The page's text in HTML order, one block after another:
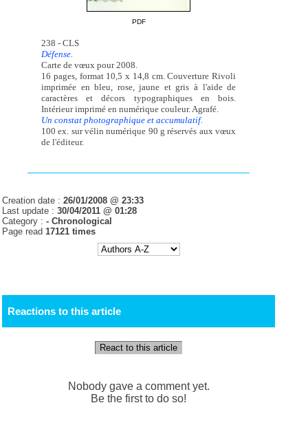
PDF
238 - CLS
Défense.
Carte de vœux pour 2008.
16 pages, format 10,5 x 14,8 cm. Couverture Rivoli
imprimée en bleu, rose, jaune et gris à l'aide de
caractères et décors typographiques en bois.
Intérieur imprimé en numérique couleur. Agrafé.
Un constat photographique et accumulatif.
100 ex. sur vélin numérique 90 g réservés aux vœux
de l'éditeur.
Creation date :26/01/2008 @ 23:33
Last update :30/04/2011 @ 01:28
Category :-Chronological
Page read 17121 times
Reactions to this article
React to this article
Nobody gave a comment yet.
Be the first to do so!